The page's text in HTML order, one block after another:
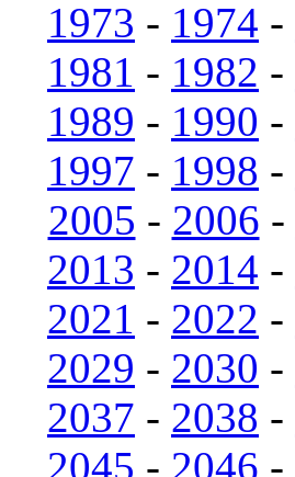
1973 - 1974 -
1981 - 1982 -
1989 - 1990 -
1997 - 1998 -
2005 - 2006 -
2013 - 2014 -
2021 - 2022 -
2029 - 2030 -
2037 - 2038 -
2045 - 2046 -